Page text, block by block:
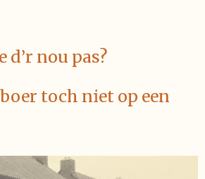
d’r nou pas?
toch niet op een